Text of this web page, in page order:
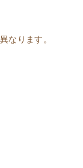
なります。